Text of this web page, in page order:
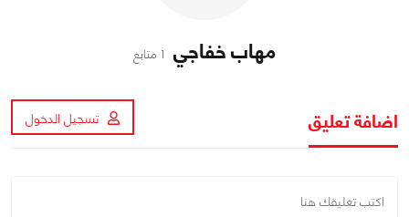
مهاب خفاجي 1 متابع
اضافة تعليق تسجيل الدخول